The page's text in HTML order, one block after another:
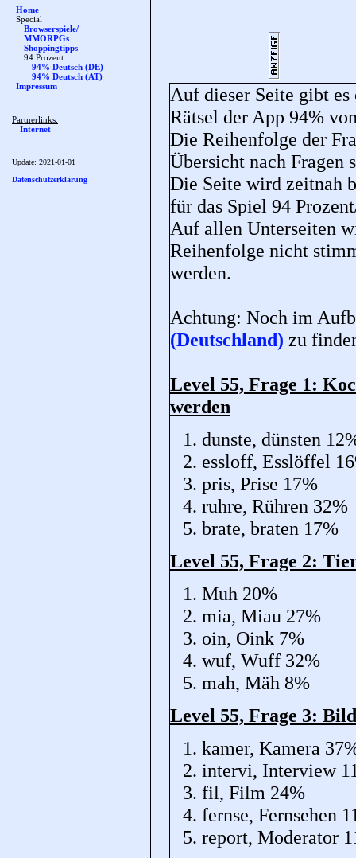
Home
Special
Browserspiele/
MMORPGs
Shoppingtipps
94 Prozent
94% Deutsch (DE)
94% Deutsch (AT)
Impressum
Partnerlinks:
Internet
Update: 2021-01-01
Datenschutzerklärung
Auf dieser Seite gibt
Rätsel der App 94%
Die Reihenfolge der
Übersicht nach Fragen
Die Seite wird zeitnah
für das Spiel 94
Auf allen Unterseiten
Reihenfolge nicht
werden.
Achtung: Noch im
(Deutschland) zu
Level 55, Frage 1:
werden
dunste, dünsten
essloff, Esslöffel
pris, Prise 17%
ruhre, Rühren 32%
brate, braten 17%
Level 55, Frage 2:
Muh 20%
mia, Miau 27%
oin, Oink 7%
wuf, Wuff 32%
mah, Mäh 8%
Level 55, Frage 3:
kamer, Kamera
intervi, Interview
fil, Film 24%
fernse, Fernsehen
report, Moderator